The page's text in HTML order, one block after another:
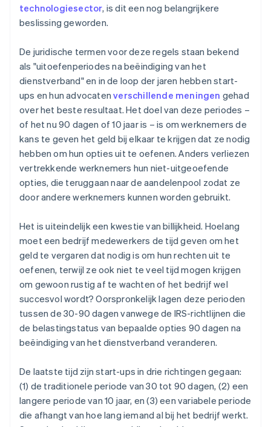
technologiesector, is dit een nog belangrijkere
beslissing geworden.
De juridische termen voor deze regels staan bekend
als "uitoefenperiodes na beëindiging van het
dienstverband" en in de loop der jaren hebben start-
ups en hun advocatenverschillende meningen gehad
over het beste resultaat. Het doel van deze periodes –
of het nu 90 dagen of 10 jaar is – is om werknemers de
kans te geven het geld bij elkaar te krijgen dat ze nodig
hebben om hun opties uit te oefenen. Anders verliezen
vertrekkende werknemers hun niet-uitgeoefende
opties, die teruggaan naar de aandelenpool zodat ze
door andere werknemers kunnen worden gebruikt.
Het is uiteindelijk een kwestie van billijkheid. Hoelang
moet een bedrijf medewerkers de tijd geven om het
geld te vergaren dat nodig is om hun rechten uit te
oefenen, terwijl ze ook niet te veel tijd mogen krijgen
om gewoon rustig af te wachten of het bedrijf wel
succesvol wordt? Oorspronkelijk lagen deze perioden
tussen de 30-90 dagen vanwege de IRS-richtlijnen die
de belastingstatus van bepaalde opties 90 dagen na
beëindiging van het dienstverband veranderen.
De laatste tijd zijn start-ups in drie richtingen gegaan:
(1) de traditionele periode van 30 tot 90 dagen, (2) een
langere periode van 10 jaar, en (3) een variabele periode
die afhangt van hoe lang iemand al bij het bedrijf werkt.